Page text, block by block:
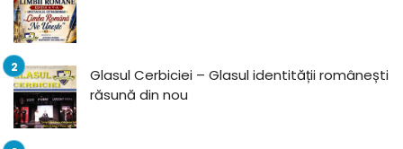
Glasul Cerbiciei – Glasul identității românești
răsună din nou